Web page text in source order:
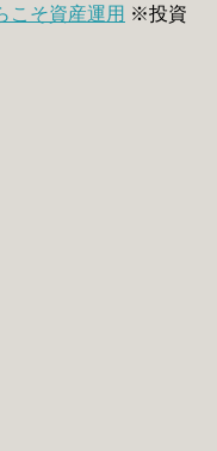
こそ資産運用 ※投資